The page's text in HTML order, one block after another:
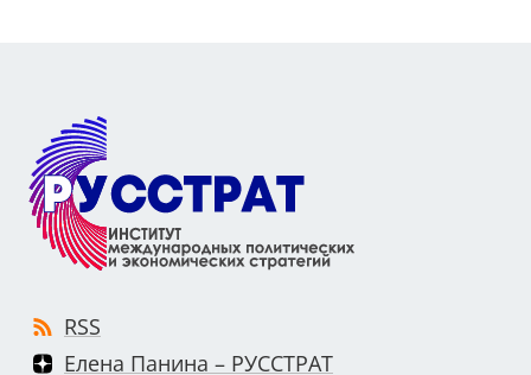
RSS
Елена Панина – РУССТРАТ